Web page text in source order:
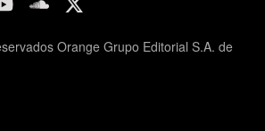
Orange Grupo Editorial S.A. de